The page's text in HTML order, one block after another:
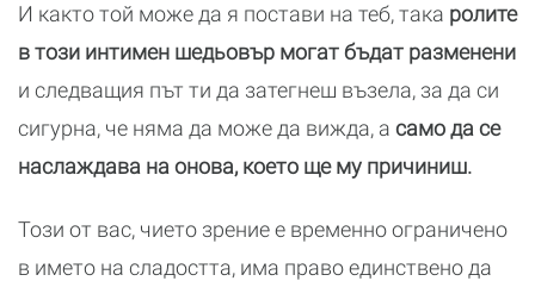
И както той може да я постави на теб, така ролите
в този интимен шедьовър могат бъдат разменени
и следващия път ти да затегнеш възела, за да си
сигурна, че няма да може да вижда, а само да се
наслаждава на онова, което ще му причиниш.
Този от вас, чието зрение е временно ограничено
в името на сладостта, има право единствено да